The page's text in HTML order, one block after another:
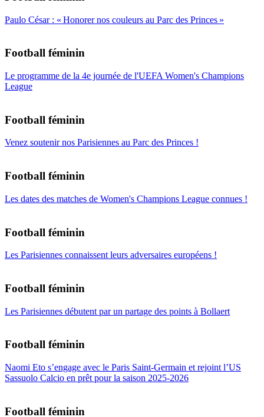
Paulo César : « Honorer nos couleurs au Parc des Princes »
Football féminin
Le programme de la 4e journée de l'UEFA Women's Champions
League
Football féminin
Venez soutenir nos Parisiennes au Parc des Princes !
Football féminin
Les dates des matches de Women's Champions League connues !
Football féminin
Les Parisiennes connaissent leurs adversaires européens !
Football féminin
Les Parisiennes débutent par un partage des points à Bollaert
Football féminin
Naomi Eto s’engage avec le Paris Saint-Germain et rejoint l’US
Sassuolo Calcio en prêt pour la saison 2025-2026
Football féminin